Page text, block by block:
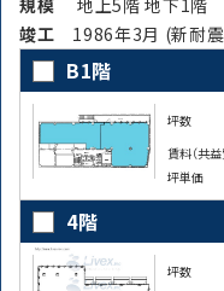
竣⼯ 1986年3月 (新耐
B1階
坪数
賃料（共益
坪単価
4階
坪数